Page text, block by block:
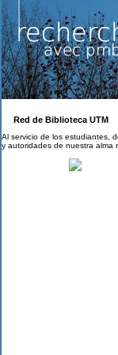
Red de Biblioteca UTM
Al servicio de los estudiantes,
y autoridades de nuestra alma